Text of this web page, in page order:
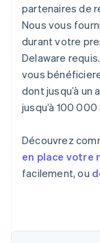
partenaires de
Nous vous
durant votre
Delaware
vous
dont jusqu’à
jusqu’à 100 000
Découvrez
en place votre
facilement, ou